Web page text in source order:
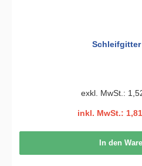
exkl. MwSt.:
inkl. MwSt.:
In den